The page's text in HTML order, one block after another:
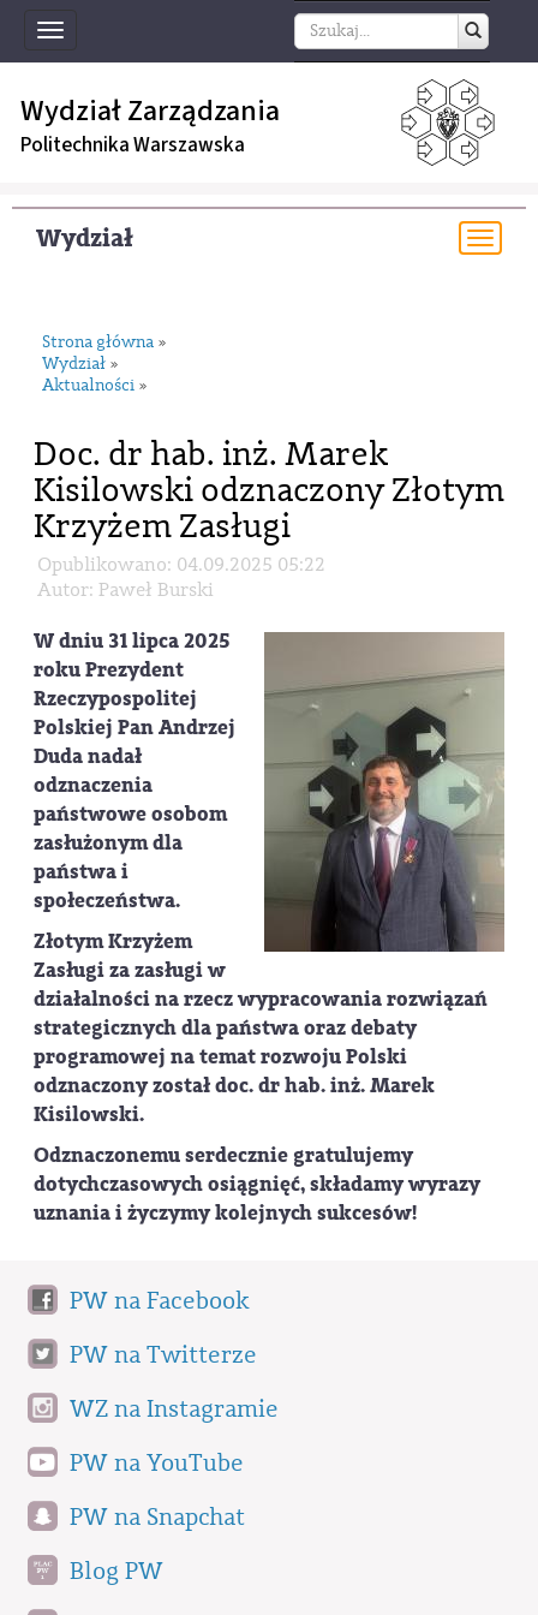
Toggle
navigation
Wydział Zarządzania
Politechnika Warszawska
Wydział
Strona główna »
Wydział »
Aktualności »
Doc. dr hab. inż. Marek
Kisilowski odznaczony Złotym
Krzyżem Zasługi
Opublikowano: 04.09.2025 05:22
Autor: Paweł Burski
W dniu 31 lipca 2025
roku Prezydent
Rzeczypospolitej
Polskiej Pan Andrzej
Duda nadał
odznaczenia
państwowe osobom
zasłużonym dla
państwa i
społeczeństwa.
Złotym Krzyżem
Zasługi za zasługi w
działalności na rzecz wypracowania rozwiązań
strategicznych dla państwa oraz debaty
programowej na temat rozwoju Polski
odznaczony został doc. dr hab. inż. Marek
Kisilowski.
Odznaczonemu serdecznie gratulujemy
dotychczasowych osiągnięć, składamy wyrazy
uznania i życzymy kolejnych sukcesów!
PW na Facebook
PW na Twitterze
WZ na Instagramie
PW na YouTube
PW na Snapchat
Blog PW